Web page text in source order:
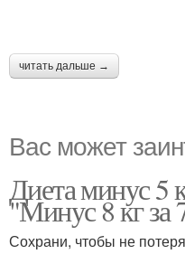
читать дальше →
Вас может
Диета минус 5
"Минус 8 кг за
Сохрани, чтобы не